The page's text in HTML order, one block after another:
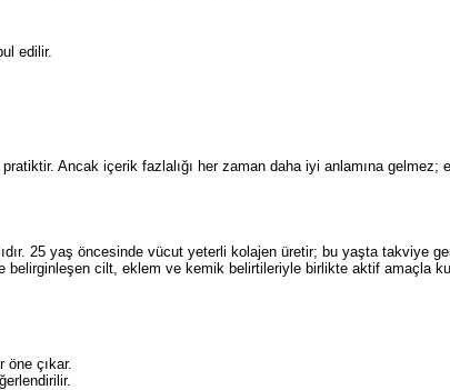
edilir.
Ancak içerik fazlalığı her zaman daha iyi anlamına gelmez;
25 yaş öncesinde vücut yeterli kolajen üretir; bu yaşta takviye
cilt, eklem ve kemik belirtileriyle birlikte aktif amaçla
çıkar.